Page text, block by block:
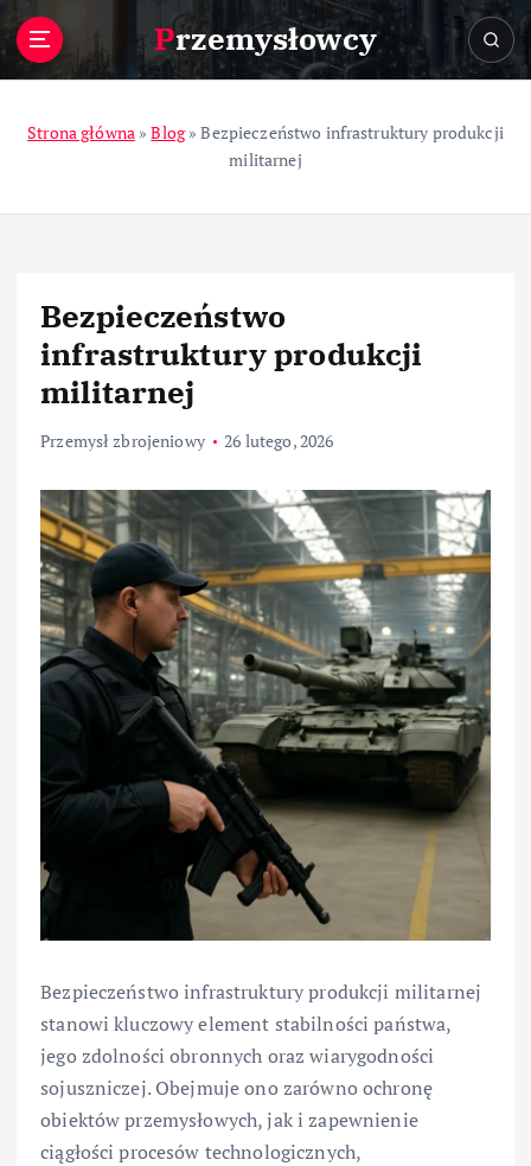
Przemysłowcy
Strona główna»Blog»Bezpieczeństwo infrastruktury produkcji
militarnej
Bezpieczeństwo
infrastruktury produkcji
militarnej
Przemysł zbrojeniowy 26 lutego, 2026
Bezpieczeństwo infrastruktury produkcji militarnej
stanowi kluczowy element stabilności państwa,
jego zdolności obronnych oraz wiarygodności
sojuszniczej. Obejmuje ono zarówno ochronę
obiektów przemysłowych, jak i zapewnienie
ciągłości procesów technologicznych,